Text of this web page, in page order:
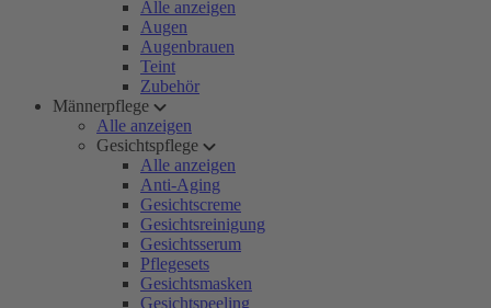
Alle anzeigen
Augen
Augenbrauen
Teint
Zubehör
Männerpflege
Alle anzeigen
Gesichtspflege
Alle anzeigen
Anti-Aging
Gesichtscreme
Gesichtsreinigung
Gesichtsserum
Pflegesets
Gesichtsmasken
Gesichtspeeling